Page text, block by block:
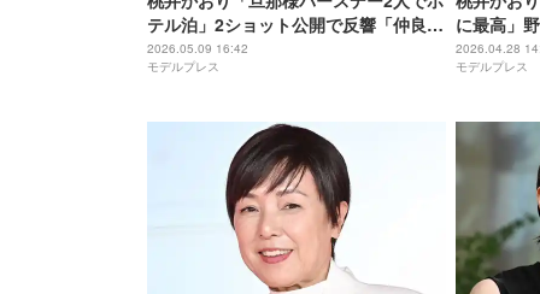
テル泊」2ショット公開で反響「仲良し
で憧れる」「素敵」
2026.05.09 16:42
モデルプレス
に最高」
ー公開「
ってて美
2026.04.28
モデルプレス